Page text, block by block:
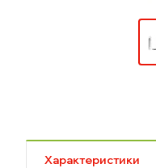
Характеристики